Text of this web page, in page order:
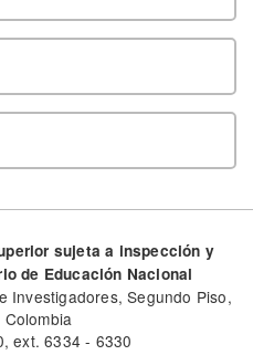
sujeta a inspección y
de Educación Nacional
Investigadores, Segundo Piso,
ext. 6334 - 6330